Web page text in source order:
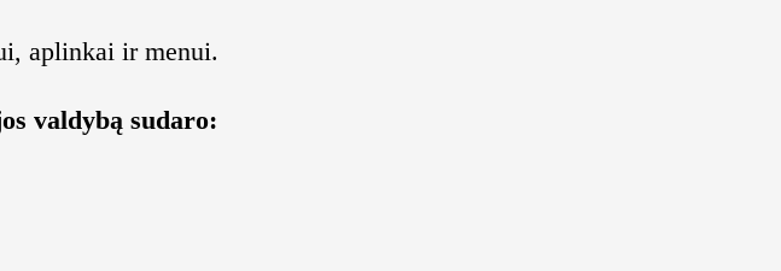
aplinkai ir menui.
valdybą sudaro: